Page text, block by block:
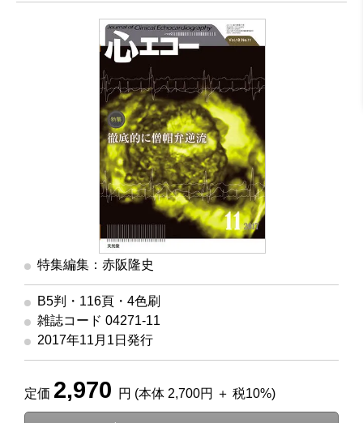
特集編集：赤阪隆史
B5判・116頁・4色刷
雑誌コード 04271-11
2017年11月1日発行
定価 2,970 円 (本体 2,700円 ＋ 税10%)